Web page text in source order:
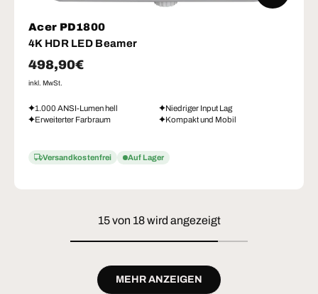
Acer PD1800
4K HDR LED Beamer
Normaler Preis
498,90€
inkl. MwSt.
1.000 ANSI-Lumen hell
Niedriger Input Lag
Erweiterter Farbraum
Kompakt und Mobil
Versandkostenfrei Auf Lager
15 von 18 wird angezeigt
MEHR ANZEIGEN